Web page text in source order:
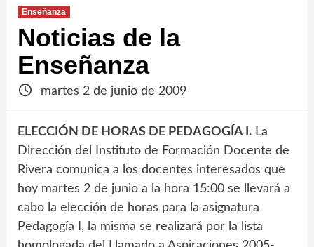
Enseñanza
Noticias de la
Enseñanza
martes 2 de junio de 2009
ELECCIÓN DE HORAS DE PEDAGOGÍA I. La
Dirección del Instituto de Formación Docente de
Rivera comunica a los docentes interesados que
hoy martes 2 de junio a la hora 15:00 se llevará a
cabo la elección de horas para la asignatura
Pedagogía I, la misma se realizará por la lista